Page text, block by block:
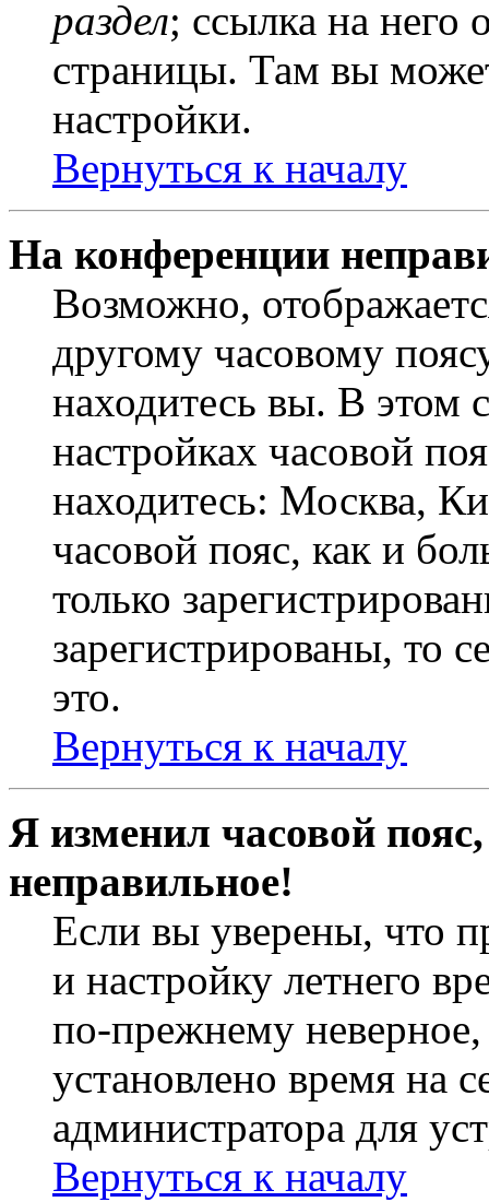
раздел; ссылка на него
страницы. Там вы
настройки.
Вернуться к началу
На конференции
Возможно,
другому часовому
находитесь вы. В этом
настройках часовой
находитесь: Москва,
часовой пояс, как и
только
зарегистрированы, то
это.
Вернуться к началу
Я изменил часовой
неправильное!
Если вы уверены, что
и настройку летнего
по-прежнему неверное,
установлено время на
администратора для
Вернуться к началу